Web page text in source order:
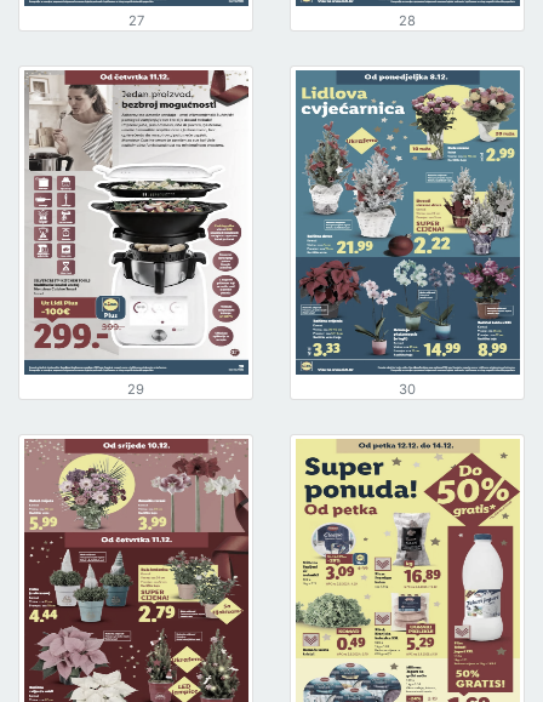
27 28
29 30